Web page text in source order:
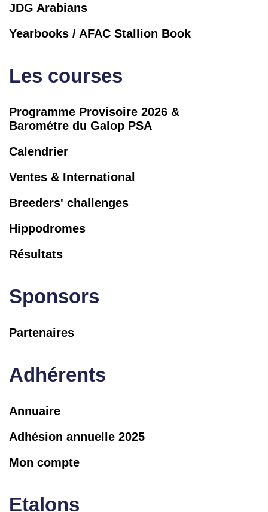
JDG Arabians
Yearbooks / AFAC Stallion Book
Les courses
Programme Provisoire 2026 &
Barométre du Galop PSA
Calendrier
Ventes & International
Breeders' challenges
Hippodromes
Résultats
Sponsors
Partenaires
Adhérents
Annuaire
Adhésion annuelle 2025
Mon compte
Etalons